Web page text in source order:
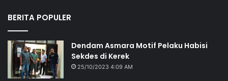
BERITA POPULER
Dendam Asmara Motif Pelaku Habisi
Sekdes di Kerek
25/10/2023 4:09 AM